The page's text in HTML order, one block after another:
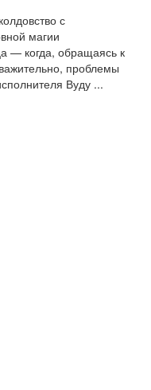
с
магии
— когда, обращаясь к
проблемы
Вуду ...